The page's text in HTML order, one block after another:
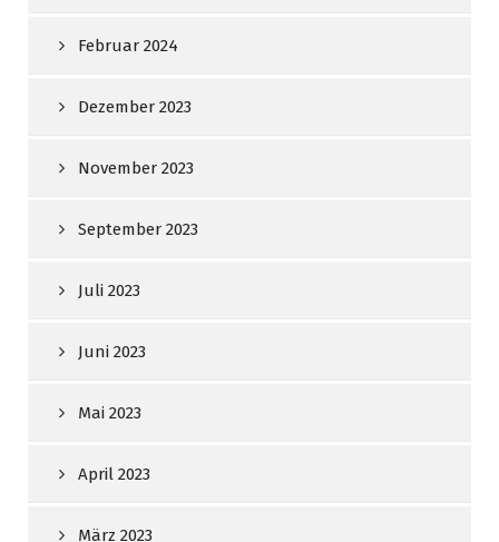
Februar 2024
Dezember 2023
November 2023
September 2023
Juli 2023
Juni 2023
Mai 2023
April 2023
März 2023